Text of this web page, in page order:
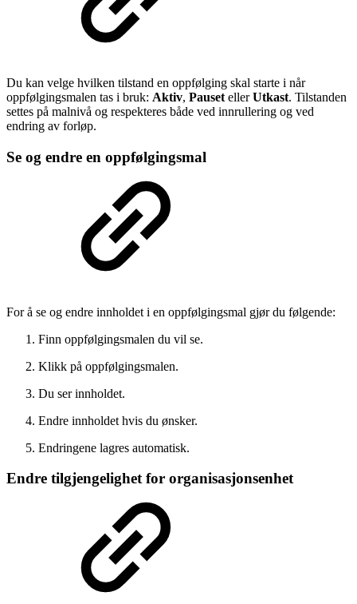
Du kan velge hvilken tilstand en oppfølging skal starte i når
oppfølgingsmalen tas i bruk: Aktiv, Pauset ellerUtkast. Tilstanden
settes på malnivå og respekteres både ved innrullering og ved
endring av forløp.
Se og endre en oppfølgingsmal
For å se og endre innholdet i en oppfølgingsmal gjør du følgende:
Finn oppfølgingsmalen du vil se.
Klikk på oppfølgingsmalen.
Du ser innholdet.
Endre innholdet hvis du ønsker.
Endringene lagres automatisk.
Endre tilgjengelighet for organisasjonsenhet